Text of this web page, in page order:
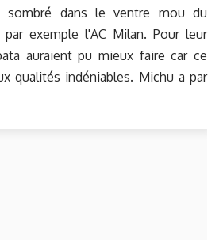
sombré dans le ventre mou du
exemple l'AC Milan. Pour leur
auraient pu mieux faire car ce
qualités indéniables. Michu a par